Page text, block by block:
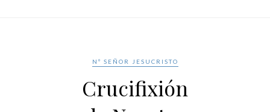
Nº SEÑOR JESUCRISTO
Crucifixión